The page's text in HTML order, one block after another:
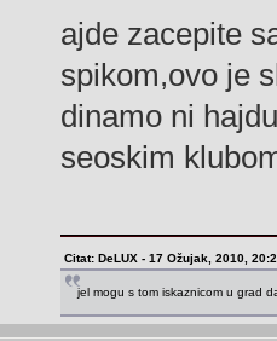
ajde zacepite
spikom,ovo je
dinamo ni
seoskim
Citat: DeLUX - 17 Ožujak, 2010,
jel mogu s tom iskaznicom u grad